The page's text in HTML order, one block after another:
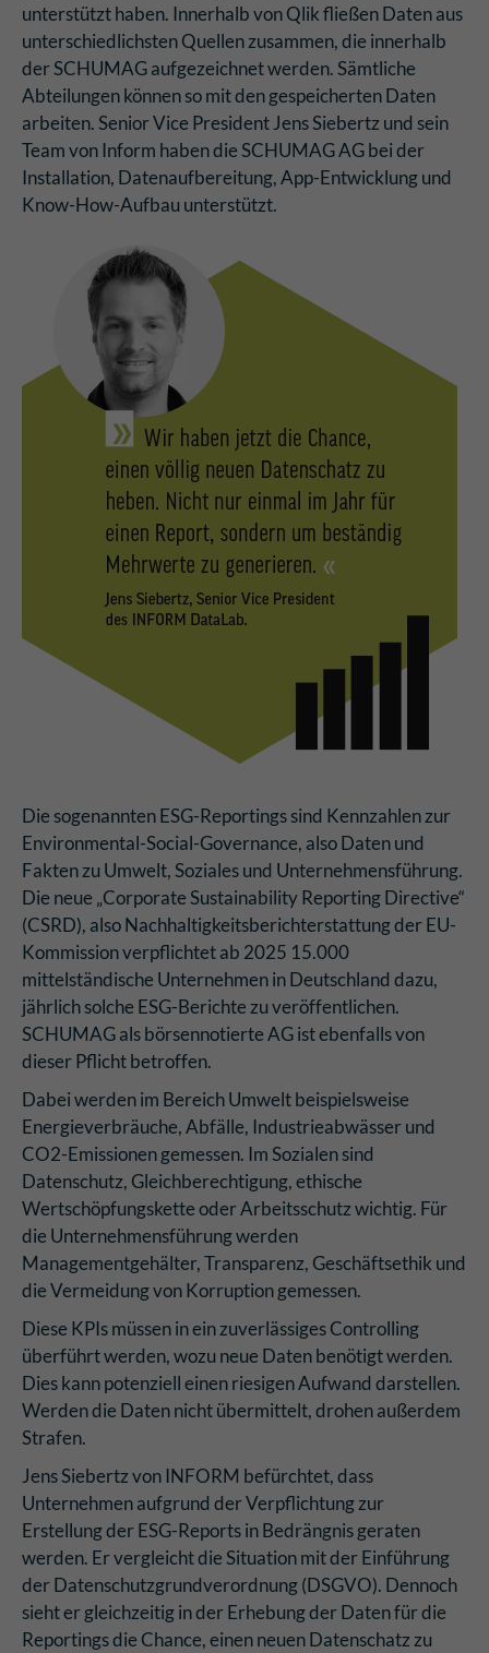
unterstützt haben. Innerhalb von Qlik fließen Daten aus
unterschiedlichsten Quellen zusammen, die innerhalb
der SCHUMAG aufgezeichnet werden. Sämtliche
Abteilungen können so mit den gespeicherten Daten
arbeiten. Senior Vice President Jens Siebertz und sein
Team von Inform haben die SCHUMAG AG bei der
Installation, Datenaufbereitung, App-Entwicklung und
Know-How-Aufbau unterstützt.
Die sogenannten ESG-Reportings sind Kennzahlen zur
Environmental-Social-Governance, also Daten und
Fakten zu Umwelt, Soziales und Unternehmensführung.
Die neue „Corporate Sustainability Reporting Directive“
(CSRD), also Nachhaltigkeitsberichterstattung der EU-
Kommission verpflichtet ab 2025 15.000
mittelständische Unternehmen in Deutschland dazu,
jährlich solche ESG-Berichte zu veröffentlichen.
SCHUMAG als börsennotierte AG ist ebenfalls von
dieser Pflicht betroffen.
Dabei werden im Bereich Umwelt beispielsweise
Energieverbräuche, Abfälle, Industrieabwässer und
CO2-Emissionen gemessen. Im Sozialen sind
Datenschutz, Gleichberechtigung, ethische
Wertschöpfungskette oder Arbeitsschutz wichtig. Für
die Unternehmensführung werden
Managementgehälter, Transparenz, Geschäftsethik und
die Vermeidung von Korruption gemessen.
Diese KPIs müssen in ein zuverlässiges Controlling
überführt werden, wozu neue Daten benötigt werden.
Dies kann potenziell einen riesigen Aufwand darstellen.
Werden die Daten nicht übermittelt, drohen außerdem
Strafen.
Jens Siebertz von INFORM befürchtet, dass
Unternehmen aufgrund der Verpflichtung zur
Erstellung der ESG-Reports in Bedrängnis geraten
werden. Er vergleicht die Situation mit der Einführung
der Datenschutzgrundverordnung (DSGVO). Dennoch
sieht er gleichzeitig in der Erhebung der Daten für die
Reportings die Chance, einen neuen Datenschatz zu